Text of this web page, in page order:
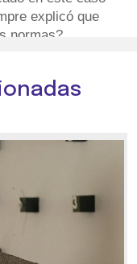
explicó que
normas?